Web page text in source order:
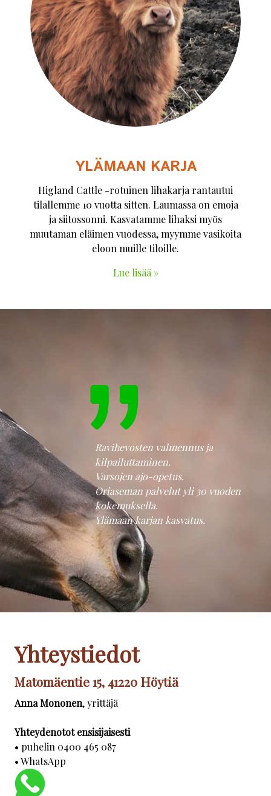
YLÄMAAN KARJA
Higland Cattle -rotuinen lihakarja rantautui
tilallemme 10 vuotta sitten. Laumassa on emoja
ja siitossonni. Kasvatamme lihaksi myös
muutaman eläimen vuodessa, myymme vasikoita
eloon muille tiloille.
Lue lisää »
Ravihevosten valmennus ja
kilpailuttaminen.
Varsojen ajo-opetus.
Oriaseman palvelut yli 30 vuoden
kokemuksella.
Ylämaan karjan kasvatus.
Yhteystiedot
Matomäentie 15, 41220 Höytiä
Anna Mononen, yrittäjä
Yhteydenotot ensisijaisesti
• puhelin 0400 465 087
• WhatsApp